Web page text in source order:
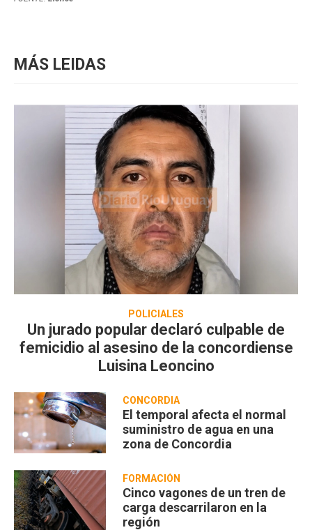
MÁS LEIDAS
POLICIALES
Un jurado popular declaró culpable de
femicidio al asesino de la concordiense
Luisina Leoncino
CONCORDIA
El temporal afecta el normal
suministro de agua en una
zona de Concordia
FORMACIÓN
Cinco vagones de un tren de
carga descarrilaron en la
región